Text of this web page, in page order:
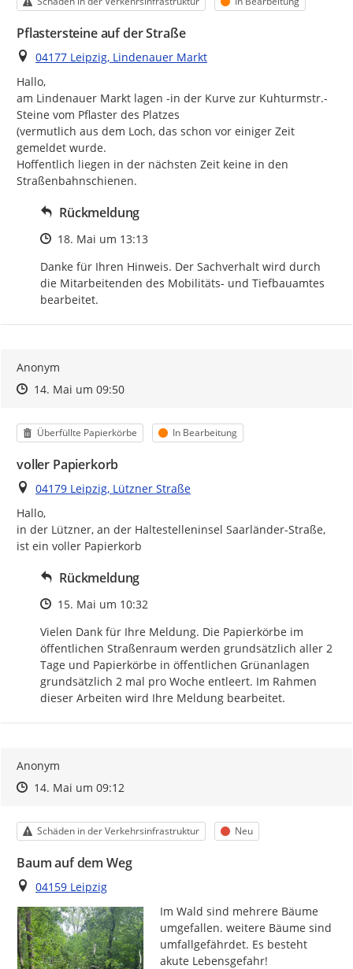
Pflastersteine auf der Straße
Ort
04177 Leipzig, Lindenauer Markt
Hallo,
am Lindenauer Markt lagen -in der Kurve zur Kuhturmstr.-
Steine vom Pflaster des Platzes
(vermutlich aus dem Loch, das schon vor einiger Zeit
gemeldet wurde.
Hoffentlich liegen in der nächsten Zeit keine in den
Straßenbahnschienen.
Rückmeldung
Zeitpunkt des Erstellens
18. Mai um 13:13
Danke für Ihren Hinweis. Der Sachverhalt wird durch
die Mitarbeitenden des Mobilitäts- und Tiefbauamtes
bearbeitet.
Anonym
Zeitpunkt des Erstellens
Zeitpunkt des Erstellens
14. Mai um 09:50Zur Äußerung
Kategorie
Überfüllte Papierkörbe Status
In Bearbeitung
voller Papierkorb
Ort
04179 Leipzig, Lützner Straße
Hallo,
in der Lützner, an der Haltestelleninsel Saarländer-Straße,
ist ein voller Papierkorb
Rückmeldung
Zeitpunkt des Erstellens
15. Mai um 10:32
Vielen Dank für Ihre Meldung. Die Papierkörbe im
öffentlichen Straßenraum werden grundsätzlich aller 2
Tage und Papierkörbe in öffentlichen Grünanlagen
grundsätzlich 2 mal pro Woche entleert. Im Rahmen
dieser Arbeiten wird Ihre Meldung bearbeitet.
Anonym
Zeitpunkt des Erstellens
Zeitpunkt des Erstellens
14. Mai um 09:12Zur Äußerung
Kategorie
Schäden in der Verkehrsinfrastruktur Status
Neu
Baum auf dem Weg
Ort
04159 Leipzig
Im Wald sind mehrere Bäume
umgefallen. weitere Bäume sind
umfallgefährdet. Es besteht
akute Lebensgefahr!